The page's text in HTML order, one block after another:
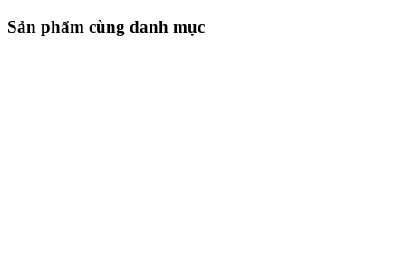
Sản phẩm cùng danh mục